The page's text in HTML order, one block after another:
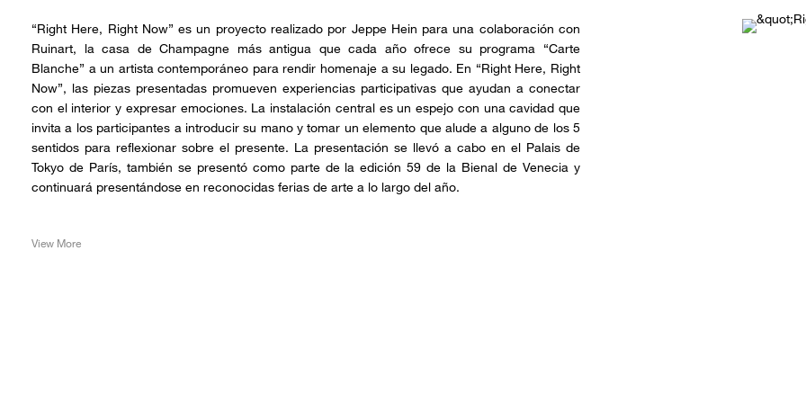
“Right Here, Right Now” es un proyecto realizado por Jeppe Hein para una colaboración con
Ruinart, la casa de Champagne más antigua que cada año ofrece su programa “Carte
Blanche” a un artista contemporáneo para rendir homenaje a su legado. En “Right Here, Right
Now”, las piezas presentadas promueven experiencias participativas que ayudan a conectar
con el interior y expresar emociones. La instalación central es un espejo con una cavidad que
invita a los participantes a introducir su mano y tomar un elemento que alude a alguno de los 5
sentidos para reflexionar sobre el presente. La presentación se llevó a cabo en el Palais de
Tokyo de París, también se presentó como parte de la edición 59 de la Bienal de Venecia y
continuará presentándose en reconocidas ferias de arte a lo largo del año.
View More